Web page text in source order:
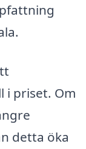
i priset. Om
detta öka